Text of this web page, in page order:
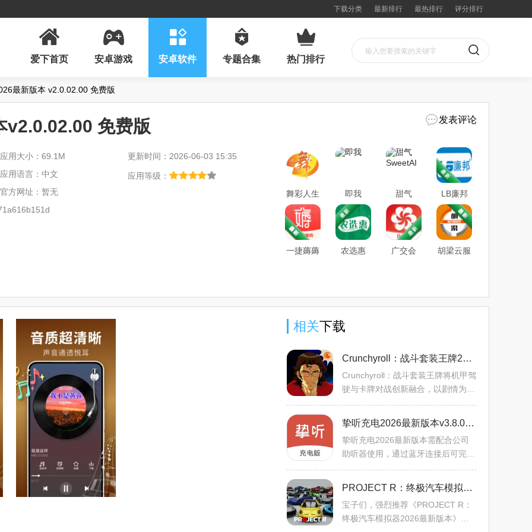
下载分类 最新排行 最热排行 评分排行
爱下首页 安卓游戏 安卓软件 专题合集 热门排行
最新版本 v2.0.02.00 免费版
v2.0.02.00 免费版 发表评论
应用大小：69.1M
更新时间：2026-06-03 15:35
应用语言：中文
应用等级：
官方网址：暂无
舞彩人生
2026最新
版本
即我
甜气
SweetAI
LB廉邦
一捷薅薅
农选惠 广交会 胡梁云服
相关下载
Crunchyroll：战斗套装王牌2026官方正版v1.0.117 手机版
Crunchyroll：战斗套装王牌将机甲驾
驶与卡牌对战创新融合，以剧情为核
古套装秘密。全程语音、史诗配乐强
化沉浸感。核心玩法是卡
挚听充电2026最新版本v3.8.01 免费版
挚听充电2026最新版本需配合公司
助听器使用，通过蓝牙连接后可完成
音量主观感受。该APP对应的产品具
备TWS耳机功能，能助听、接
PROJECT R：终极汽车模拟器2026最新版本v0.2.04 手机版
宝子们，强烈推荐《PROJECT R：
终极汽车模拟器2026最新版本》！